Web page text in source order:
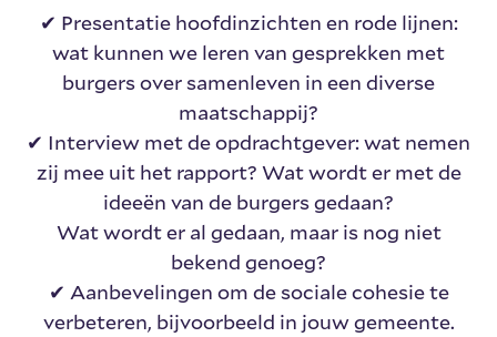
✔ Presentatie hoofdinzichten en rode lijnen:
wat kunnen we leren van gesprekken met
burgers over samenleven in een diverse
maatschappij?
✔ Interview met de opdrachtgever: wat nemen
zij mee uit het rapport? Wat wordt er met de
ideeën van de burgers gedaan?
Wat wordt er al gedaan, maar is nog niet
bekend genoeg?
✔ Aanbevelingen om de sociale cohesie te
verbeteren, bijvoorbeeld in jouw gemeente.